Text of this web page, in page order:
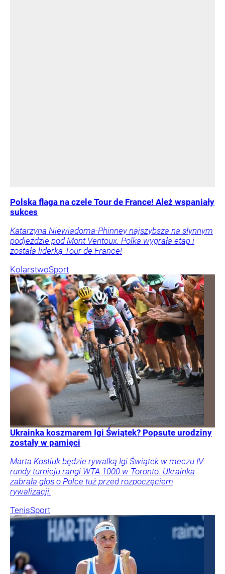
Polska flaga na czele Tour de France! Ależ wspaniały
sukces
Katarzyna Niewiadoma-Phinney najszybsza na słynnym
podjeździe pod Mont Ventoux. Polka wygrała etap i
została liderką Tour de France!
KolarstwoSport
Ukrainka koszmarem Igi Świątek? Popsute urodziny
zostały w pamięci
Marta Kostiuk będzie rywalką Igi Świątek w meczu IV
rundy turnieju rangi WTA 1000 w Toronto. Ukrainka
zabrała głos o Polce tuż przed rozpoczęciem
rywalizacji.
TenisSport